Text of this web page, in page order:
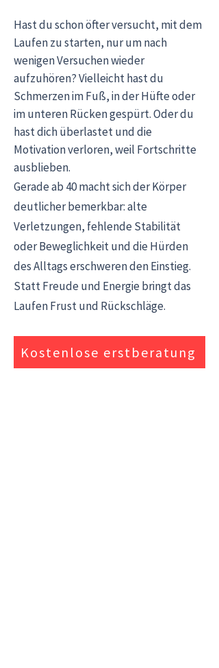
Hast du schon öfter versucht, mit dem
Laufen zu starten, nur um nach
wenigen Versuchen wieder
aufzuhören? Vielleicht hast du
Schmerzen im Fuß, in der Hüfte oder
im unteren Rücken gespürt. Oder du
hast dich überlastet und die
Motivation verloren, weil Fortschritte
ausblieben.
Gerade ab 40 macht sich der Körper
deutlicher bemerkbar: alte
Verletzungen, fehlende Stabilität
oder Beweglichkeit und die Hürden
des Alltags erschweren den Einstieg.
Statt Freude und Energie bringt das
Laufen Frust und Rückschläge.
Kostenlose erstberatung